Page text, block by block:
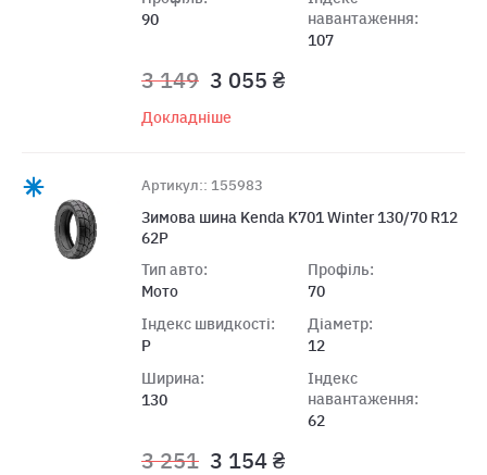
90
навантаження:
107
3 149 3 055 ₴
Докладніше
Артикул:: 155983
Зимова шина Kenda K701 Winter 130/70 R12
62P
Тип авто:
Мото
Індекс швидкості:
P
Ширина:
130
Профіль:
70
Діаметр:
12
Індекс
навантаження:
62
3 251 3 154 ₴